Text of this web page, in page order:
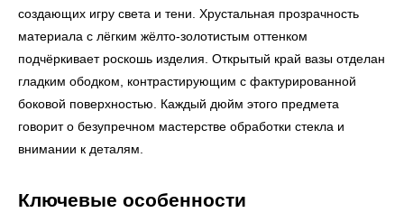
создающих игру света и тени. Хрустальная прозрачность
материала с лёгким жёлто-золотистым оттенком
подчёркивает роскошь изделия. Открытый край вазы отделан
гладким ободком, контрастирующим с фактурированной
боковой поверхностью. Каждый дюйм этого предмета
говорит о безупречном мастерстве обработки стекла и
внимании к деталям.
Ключевые особенности